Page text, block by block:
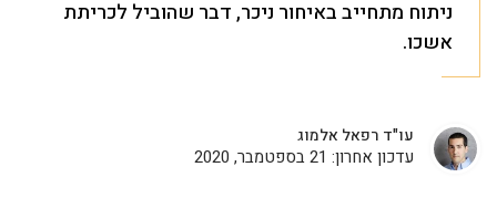
ניתוח מתחייב באיחור ניכר, דבר שהוביל לכריתת
אשכו.
עו"ד רפאל אלמוג
עדכון אחרון: 21 בספטמבר, 2020